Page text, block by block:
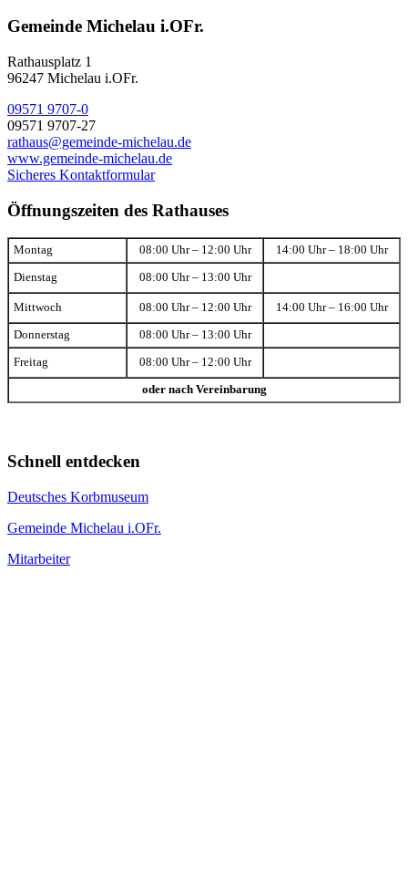
Gemeinde Michelau i.OFr.
Rathausplatz 1
96247 Michelau i.OFr.
09571 9707-0
09571 9707-27
rathaus@gemeinde-michelau.de
www.gemeinde-michelau.de
Sicheres Kontaktformular
Öffnungszeiten des Rathauses
Montag 08:00 Uhr – 12:00 Uhr 14:00 Uhr – 18:00 Uhr
Dienstag 08:00 Uhr – 13:00 Uhr
Mittwoch 08:00 Uhr – 12:00 Uhr 14:00 Uhr – 16:00 Uhr
Donnerstag 08:00 Uhr – 13:00 Uhr
Freitag 08:00 Uhr – 12:00 Uhr
oder nach Vereinbarung
Schnell entdecken
Deutsches Korbmuseum
Gemeinde Michelau i.OFr.
Mitarbeiter